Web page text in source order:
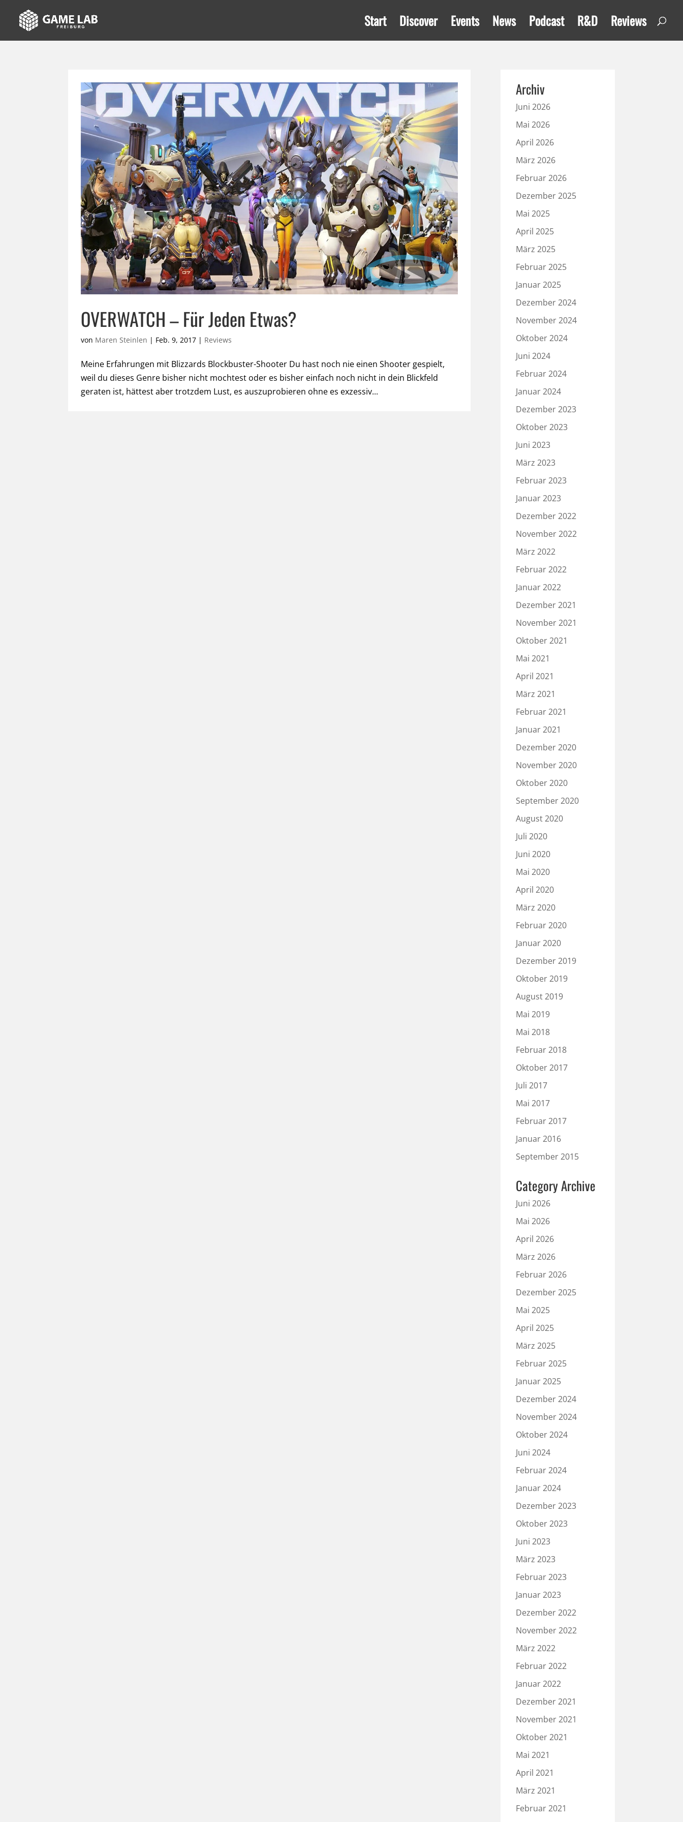
Start Discover Events News Podcast R&D Reviews
OVERWATCH – Für Jeden Etwas?
von Maren Steinlen | Feb. 9, 2017 | Reviews
Meine Erfahrungen mit Blizzards Blockbuster-Shooter Du hast noch nie einen Shooter gespielt,
weil du dieses Genre bisher nicht mochtest oder es bisher einfach noch nicht in dein Blickfeld
geraten ist, hättest aber trotzdem Lust, es auszuprobieren ohne es exzessiv...
Archiv
Juni 2026
Mai 2026
April 2026
März 2026
Februar 2026
Dezember 2025
Mai 2025
April 2025
März 2025
Februar 2025
Januar 2025
Dezember 2024
November 2024
Oktober 2024
Juni 2024
Februar 2024
Januar 2024
Dezember 2023
Oktober 2023
Juni 2023
März 2023
Februar 2023
Januar 2023
Dezember 2022
November 2022
März 2022
Februar 2022
Januar 2022
Dezember 2021
November 2021
Oktober 2021
Mai 2021
April 2021
März 2021
Februar 2021
Januar 2021
Dezember 2020
November 2020
Oktober 2020
September 2020
August 2020
Juli 2020
Juni 2020
Mai 2020
April 2020
März 2020
Februar 2020
Januar 2020
Dezember 2019
Oktober 2019
August 2019
Mai 2019
Mai 2018
Februar 2018
Oktober 2017
Juli 2017
Mai 2017
Februar 2017
Januar 2016
September 2015
Category Archive
Juni 2026
Mai 2026
April 2026
März 2026
Februar 2026
Dezember 2025
Mai 2025
April 2025
März 2025
Februar 2025
Januar 2025
Dezember 2024
November 2024
Oktober 2024
Juni 2024
Februar 2024
Januar 2024
Dezember 2023
Oktober 2023
Juni 2023
März 2023
Februar 2023
Januar 2023
Dezember 2022
November 2022
März 2022
Februar 2022
Januar 2022
Dezember 2021
November 2021
Oktober 2021
Mai 2021
April 2021
März 2021
Februar 2021